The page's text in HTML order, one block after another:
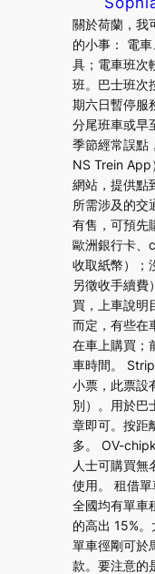
關於荷蘭，我
的小事： 電
具；電車班次
班。巴士班次
期六日暫停服
分尾班車或早
季節經常誤點
NS Trein
網站，提供點
所需涉及的交
有售，可預先
歐洲銀行卡、
收取紙幣）；
另徵收手續費
買，上車說明
而定，有些在
在車上購買；
車時間。
小票，此票設
別）。用於巴
章即可。按距
多。 OV-
人士可購買無
使用。 租借單
全國均有單車
的高出 15%
單車徑剛可於
款。要注意的